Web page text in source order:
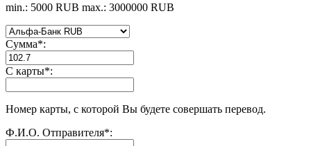
min.: 5000 RUB max.: 3000000 RUB
Сумма*:
С карты*:
Номер карты, с которой Вы будете совершать перевод.
Ф.И.О. Отправителя*: